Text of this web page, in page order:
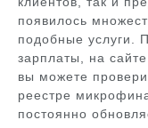
появилось
подобные услуги.
зарплаты, на
вы можете
реестре
постоянно